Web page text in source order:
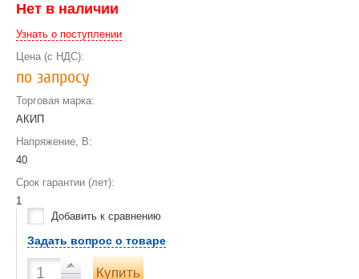
Нет в наличии
Узнать о поступлении
Цена (с НДС):
по запросу
Торговая марка:
АКИП
Напряжение, В:
40
Срок гарантии (лет):
1
Добавить к сравнению
Задать вопрос о товаре
Купить